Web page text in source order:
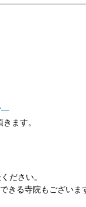
―
ます。
ださい。
きる寺院もございま